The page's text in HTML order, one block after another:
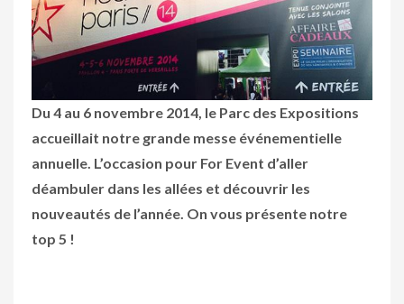
Du 4 au 6 novembre 2014, le Parc des Expositions
accueillait notre grande messe événementielle
annuelle. L’occasion pour For Event d’aller
déambuler dans les allées et découvrir les
nouveautés de l’année. On vous présente notre
top 5 !